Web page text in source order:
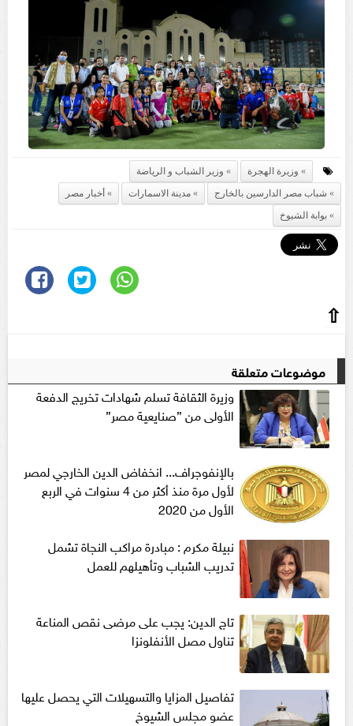
وزيرة الهجرة
وزير الشباب و الرياضة
شباب مصر الدارسين بالخارج
مدينة الاسمارات
أخبار مصر
بوابة الشيوخ
⇧
موضوعات متعلقة
وزيرة الثقافة تسلم شهادات تخريج الدفعة
الأولى من ”صنايعية مصر”
بالإنفوجراف... انخفاض الدين الخارجي لمصر
لأول مرة منذ أكثر من 4 سنوات في الربع
الأول من 2020
نبيلة مكرم : مبادرة مراكب النجاة تشمل
تدريب الشباب وتأهيلهم للعمل
تاج الدين: يجب على مرضى نقص المناعة
تناول مصل الأنفلونزا
تفاصيل المزايا والتسهيلات التي يحصل عليها
عضو مجلس الشيوخ